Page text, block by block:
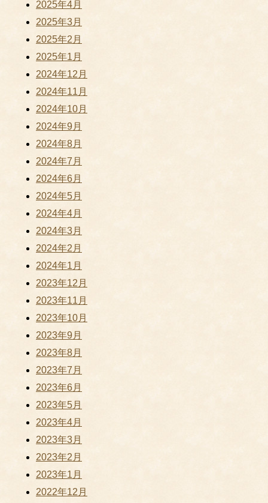
2025年4月
2025年3月
2025年2月
2025年1月
2024年12月
2024年11月
2024年10月
2024年9月
2024年8月
2024年7月
2024年6月
2024年5月
2024年4月
2024年3月
2024年2月
2024年1月
2023年12月
2023年11月
2023年10月
2023年9月
2023年8月
2023年7月
2023年6月
2023年5月
2023年4月
2023年3月
2023年2月
2023年1月
2022年12月